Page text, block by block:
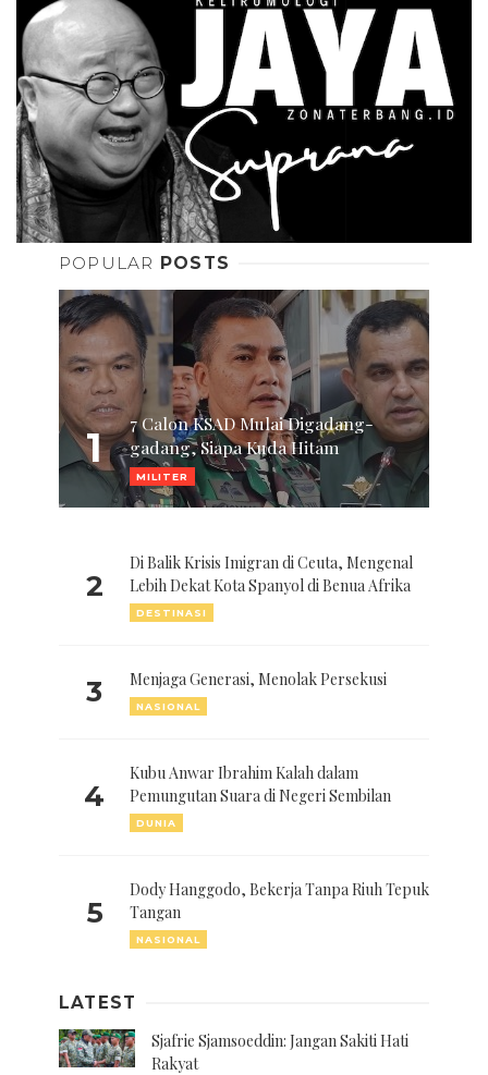
POPULAR POSTS
1
7 Calon KSAD Mulai Digadang-
gadang, Siapa Kuda Hitam
MILITER
2
Di Balik Krisis Imigran di Ceuta, Mengenal
Lebih Dekat Kota Spanyol di Benua Afrika
DESTINASI
3 Menjaga Generasi, Menolak Persekusi
NASIONAL
4
Kubu Anwar Ibrahim Kalah dalam
Pemungutan Suara di Negeri Sembilan
DUNIA
5
Dody Hanggodo, Bekerja Tanpa Riuh Tepuk
Tangan
NASIONAL
LATEST
Sjafrie Sjamsoeddin: Jangan Sakiti Hati
Rakyat